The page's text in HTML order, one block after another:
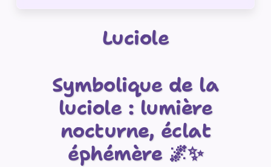
Luciole
Symbolique de la
luciole : lumière
nocturne, éclat
éphémère 🌌✨